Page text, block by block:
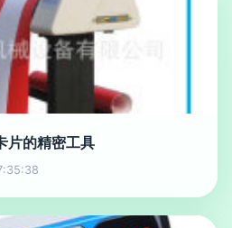
片的精密工具